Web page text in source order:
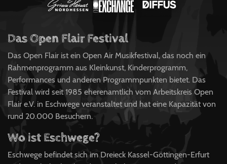
Das Open Flair Festival
Das Open Flair ist ein Open Air Musikfestival, das noch ein
Rahmenprogramm aus Kleinkunst, Kinderprogramm,
Performances und anderen Programmpunkten bietet. Das
Festival wird seit 1985 eherenamtlich vom Arbeitskreis Open
Flair e.V. in Eschwege veranstaltet und hat eine Kapazität von
rund 20.000 Besuchern.
Wo ist Eschwege?
Eschwege befindet sich im Dreieck Kassel-Göttingen-Erfurt